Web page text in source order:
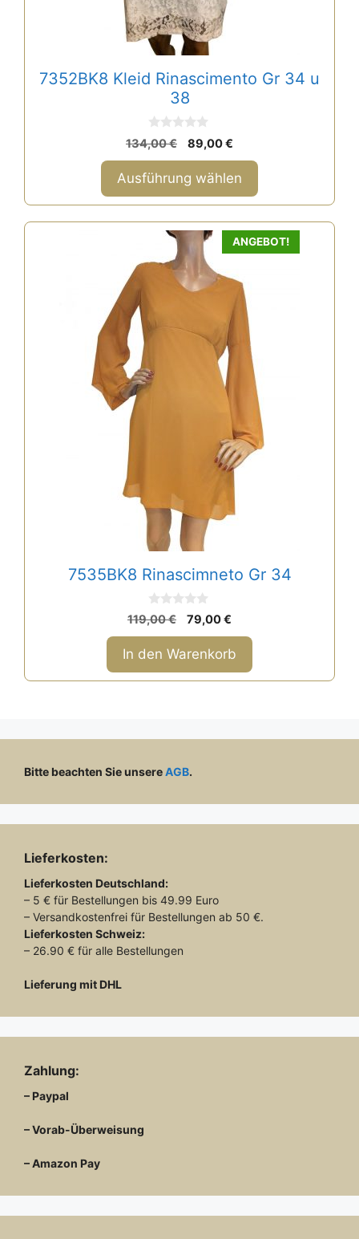
7352BK8 Kleid Rinascimento Gr 34 u
38
0
v
o
n
5
134,00€
Ursprünglicher
Preis
war:
134,00 €
89,00€
Preis
ist:
89,00 €.
Ausführung wählen
ANGEBOT!
7535BK8 Rinascimneto Gr 34
0
v
o
n
5
119,00€
Ursprünglicher
Preis
war:
119,00 €
79,00€
Preis
ist:
79,00 €.
In den Warenkorb
Bitte beachten Sie unsereAGB.
Lieferkosten:
Lieferkosten Deutschland:
– 5 € für Bestellungen bis 49.99 Euro
– Versandkostenfrei für Bestellungen ab 50 €.
Lieferkosten Schweiz:
– 26.90 € für alle Bestellungen
Lieferung mit DHL
Zahlung:
– Paypal
– Vorab-Überweisung
– Amazon Pay